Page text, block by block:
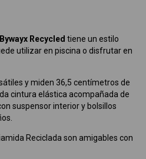
Recycled tiene un estilo
utilizar en piscina o disfrutar en
y miden 36,5 centímetros de
cintura elástica acompañada de
suspensor interior y bolsillos
Reciclada son amigables con